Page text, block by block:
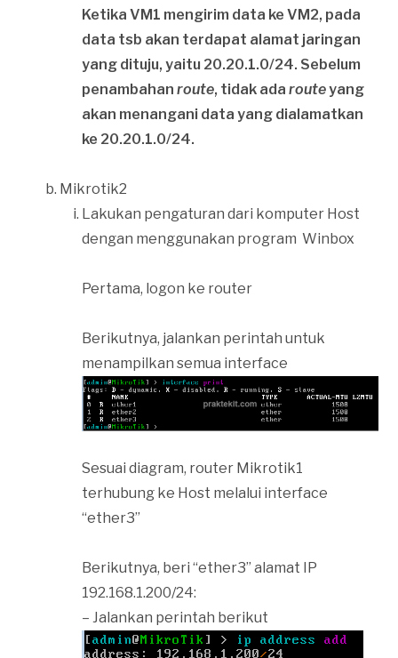
Ketika VM1 mengirim data ke VM2, pada
data tsb akan terdapat alamat jaringan
yang dituju, yaitu 20.20.1.0/24. Sebelum
penambahanroute, tidak adarouteyang
akan menangani data yang dialamatkan
ke 20.20.1.0/24.
Mikrotik2
Lakukan pengaturan dari komputer Host
dengan menggunakan program Winbox
Pertama, logon ke router
Berikutnya, jalankan perintah untuk
menampilkan semua interface
Sesuai diagram, router Mikrotik1
terhubung ke Host melalui interface
“ether3”
Berikutnya, beri “ether3” alamat IP
192.168.1.200/24:
– Jalankan perintah berikut